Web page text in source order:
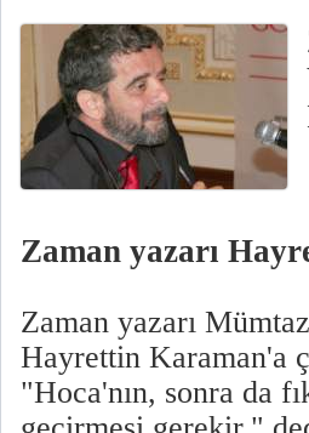
Zaman yazarı
Zaman yazarı
Hayrettin Karaman'a
"Hoca'nın, sonra da